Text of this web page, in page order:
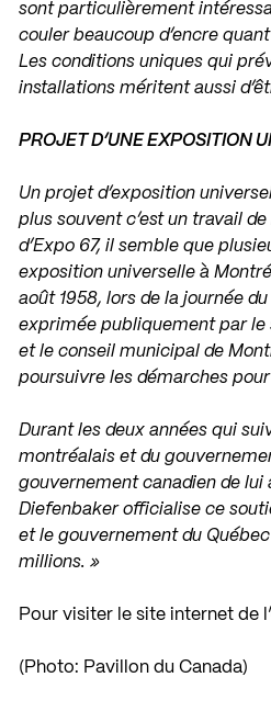
sont particulièrement
couler beaucoup d’encre
Les conditions uniques qui
installations méritent aussi
PROJET D’UNE EXPOSITION
Un projet d’exposition
plus souvent c’est un travail
d’Expo 67, il semble que
exposition universelle à
août 1958, lors de la journée
exprimée publiquement par le
et le conseil municipal de
poursuivre les démarches
Durant les deux années qui
montréalais et du
gouvernement canadien de
Diefenbaker officialise ce
et le gouvernement du
millions. »
Pour visiter le site internet de
(Photo: Pavillon du Canada)